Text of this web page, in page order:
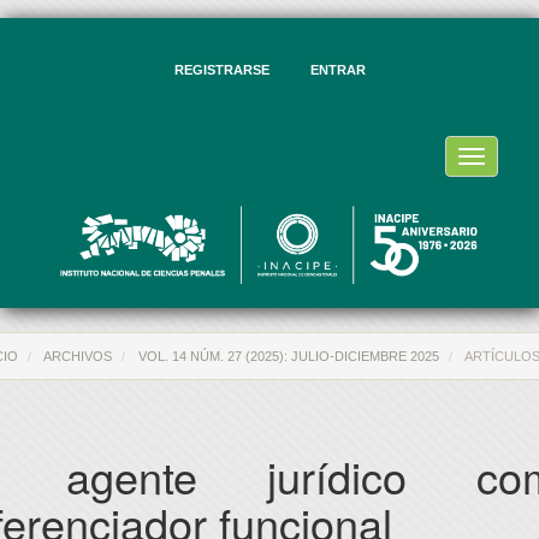
REGISTRARSE ENTRAR
Toggle
ARCHIVOS VOL. 14 NÚM. 27 (2025): JULIO-DICIEMBRE 2025 ARTÍCULOS
agente jurídico
funcional